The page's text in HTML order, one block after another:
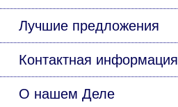
Лучшие предложения
Контактная информация
О нашем Деле